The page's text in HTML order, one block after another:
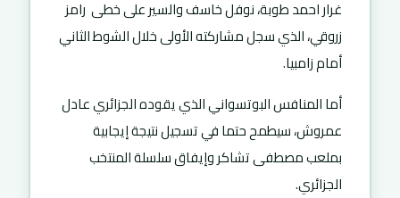
غرار احمد طوبة، نوفل خاسف والسير على خطى رامز
زروقي، الذي سجل مشاركته الأولى خلال الشوط الثاني
أمام زامبيا.
أما المنافس البوتسواني الذي يقوده الجزائري عادل
عمروش، سيطمح حتما في تسجيل نتيجة إيجابية
بملعب مصطفى تشاكر وإيفاق سلسلة المنتخب
الجزائري.